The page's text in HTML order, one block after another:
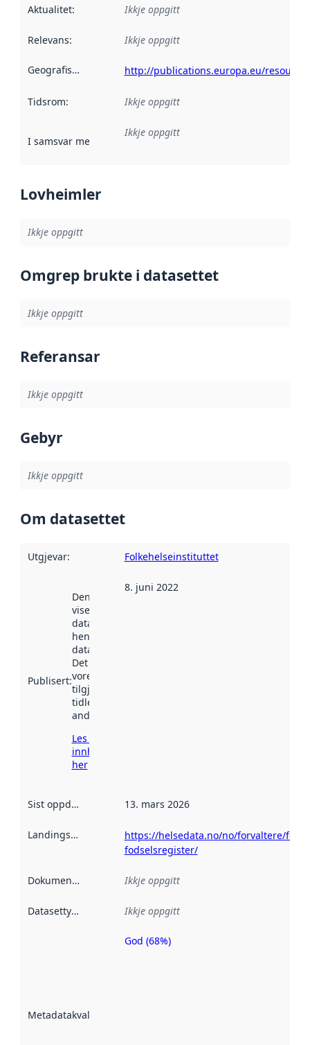
Aktualitet: Ikkje oppgitt
Relevans: Ikkje oppgitt
Geografisk område http://publications.europa.eu/
Tidsrom: Ikkje oppgitt
I samsvar med Referanse til ei implementeringsregel eller
Ikkje oppgitt
Lovheimler
Ikkje oppgitt
Omgrep brukte i datasettet
Ikkje oppgitt
Referansar
Ikkje oppgitt
Gebyr
Ikkje oppgitt
Om datasettet
Utgjevar: Folkehelseinstituttet
Publisert:
Denne datoen
viser når
datasettet vart
henta inn av
data.norge.no.
Det kan ha
vore
tilgjengeleg
tidlegare
andre stader.
Les meir om
innhenting
her
8. juni 2022
Sist oppdatert 13. mars 2026
Landingsside
https://helsedata.no/no/forvaltere/
fodselsregister/
Dokumentasjon Ikkje oppgitt
Datasettype Ikkje oppgitt
Metadatakvalitet
Metadatakvalitet
God (68%)